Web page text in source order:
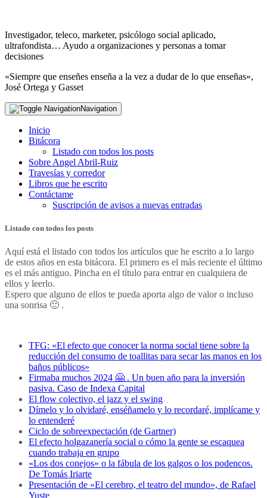
Investigador, teleco, marketer, psicólogo social aplicado,
ultrafondista… Ayudo a organizaciones y personas a tomar
decisiones
«Siempre que enseñes enseña a la vez a dudar de lo que enseñas»,
José Ortega y Gasset
Navigation
Inicio
Bitácora
Listado con todos los posts
Sobre Angel Abril-Ruiz
Travesías y corredor
Libros que he escrito
Contáctame
Suscripción de avisos a nuevas entradas
Listado con todos los posts
Aquí está el listado con todos los artículos que he escrito a lo largo
de estos años en esta bitácora. El primero es el más reciente el último
es el más antiguo. Pincha en el título para entrar en cualquiera de
ellos y leerlo.
Espero que alguno de ellos te pueda aporta algo de valor o incluso
una sonrisa 🙂 .
TFG: «El efecto que conocer la norma social tiene sobre la
reducción del consumo de toallitas para secar las manos en los
baños públicos»
Firmaba muchos 2024 🤗 . Un buen año para la inversión
pasiva. Caso de Indexa Capital
El flow colectivo, el jazz y el swing
Dímelo y lo olvidaré, enséñamelo y lo recordaré, implícame y
lo entenderé
Ciclo de sobreexpectación (de Gartner)
El efecto holgazanería social o cómo la gente se escaquea
cuando trabaja en grupo
«Los dos conejos» o la fábula de los galgos o los podencos.
De Tomás Iriarte
Presentación de «El cerebro, el teatro del mundo», de Rafael
Yuste